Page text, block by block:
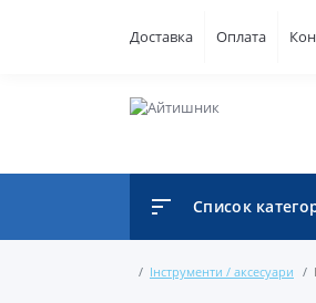
Доставка Оплата
Список
Інструменти / аксесуари